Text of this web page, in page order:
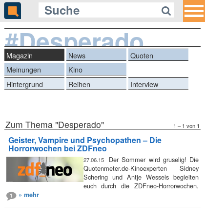
#Desperado
Magazin News
Quoten
Meinungen
Kino
Hintergrund
Reihen Interview
Zum Thema "Desperado" 1 – 1 von 1
Geister, Vampire und Psychopathen – Die
Horrorwochen bei ZDFneo
27.06.15
Der Sommer wird gruselig! Die
Quotenmeter.de-Kinoexperten Sidney
Schering und Antje Wessels begleiten
euch durch die ZDFneo-Horrorwochen.
1 » mehr